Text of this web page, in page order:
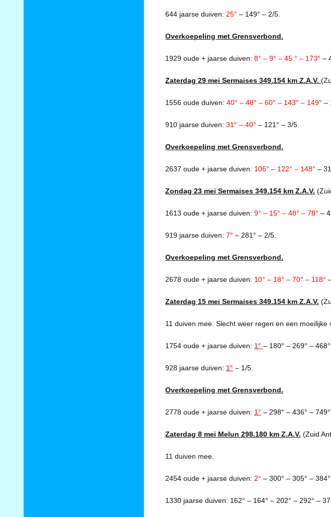
644 jaarse duiven: 25° – 149° – 2/5.
Overkoepeling met Grensverbond.
1929 oude + jaarse duiven: 8° – 9° – 45 ° – 173° –
Zaterdag 29 mei Sermaises 349.154 km Z.A.V.
1556 oude duiven: 40° – 48° – 60° – 143° – 149° –
910 jaarse duiven: 31° – 40° – 121° – 3/5.
Overkoepeling met Grensverbond.
2637 oude + jaarse duiven: 106° – 122° – 148° –
Zondag 23 mei Sermaises 349.154 km Z.A.V.
1613 oude + jaarse duiven: 9° – 15° – 48° – 78° –
919 jaarse duiven: 7° – 281° – 2/5.
Overkoepeling met Grensverbond.
2678 oude + jaarse duiven: 10° – 18° – 70° – 118°
Zaterdag 15 mei Sermaises 349.154 km Z.A.V.
11 duiven mee. Slecht weer regen en een moeilijke
1754 oude + jaarse duiven: 1° – 180° – 269° – 468°
928 jaarse duiven: 1° – 1/5.
Overkoepeling met Grensverbond.
2778 oude + jaarse duiven: 1° – 298° – 436° – 749°
Zaterdag 8 mei Melun 298.180 km Z.A.V. (Zuid
11 duiven mee.
2454 oude + jaarse duiven: 2° – 300° – 305° –
1330 jaarse duiven: 162° – 164° – 202° – 292° –